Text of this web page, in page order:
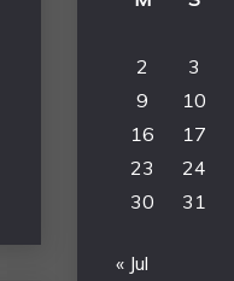
2
3
9
10
16
17
23
24
30
31
« Jul